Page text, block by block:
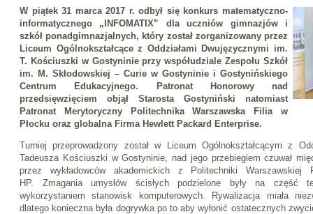
W piątek 31 marca 2017 r. odbył się konkurs matematyczno-
informatycznego „INFOMATIX” dla uczniów gimnazjów i
szkół ponadgimnazjalnych, który został zorganizowany przez
Liceum Ogólnokształcące z Oddziałami Dwujęzycznymi im.
T. Kościuszki w Gostyninie przy współudziale Zespołu Szkół
im. M. Skłodowskiej – Curie w Gostyninie i Gostynińskiego
Centrum Edukacyjnego. Patronat Honorowy nad
przedsięwzięciem objął Starosta Gostyniński natomiast
Patronat Merytoryczny Politechnika Warszawska Filia w
Płocku oraz globalna Firma Hewlett Packard Enterprise.
Turniej przeprowadzony został w Liceum Ogólnokształcącym z
Tadeusza Kościuszki w Gostyninie, nad jego przebiegiem czuwał
przez wykładowców akademickich z Politechniki
HP. Zmagania umysłów ścisłych podzielone były na część
wykorzystaniem stanowisk komputerowych. Rywalizacja miała
dlatego konieczna była dogrywka po to aby wyłonić ostatecznych